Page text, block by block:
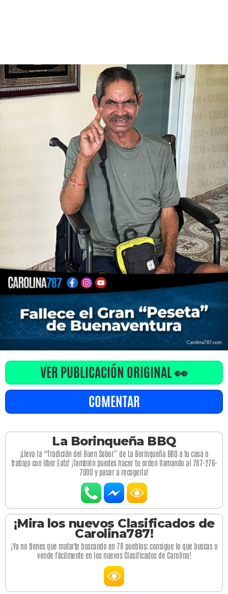
VER PUBLICACIÓN ORIGINAL 👀
COMENTAR
La Borinqueña BBQ
¡Lleva la “Tradición del Buen Sabor” de La Borinqueña BBQ a tu casa o
trabajo con Uber Eats! ¡También puedes hacer tu orden llamando al 787-276-
7000 y pasar a recogerla!
¡Mira los nuevos Clasificados de
Carolina787!
¡Ya no tienes que matarte buscando en 78 pueblos; consigue lo que buscas o
vende fácilmente en los nuevos Clasificados de Carolina!